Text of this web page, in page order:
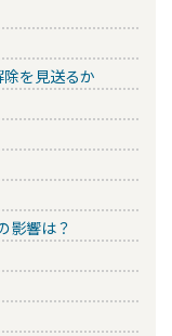
を見送るか
影響は？